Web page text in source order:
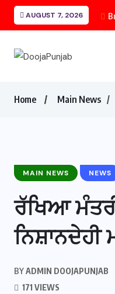
AUGUST 7, 2026
Home Main News
MAIN NEWS NEWS
ਰੱਖਿਆ
ਨਿਸ਼ਾਨਦੇਹੀ
BYADMIN DOOJAPUNJAB
171 VIEWS